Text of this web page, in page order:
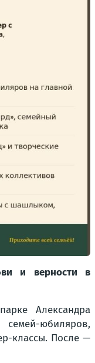
и верности в
Александра
юбиляров,
классы. После —